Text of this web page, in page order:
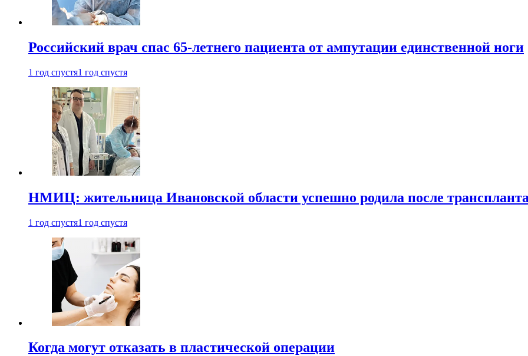
Российский врач спас 65-летнего пациента от ампутации единственной ноги
1 год спустя1 год спустя
НМИЦ: жительница Ивановской области успешно родила после
1 год спустя1 год спустя
Когда могут отказать в пластической операции